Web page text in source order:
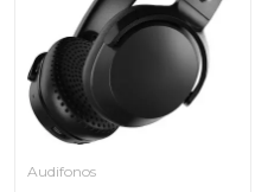
Audifonos